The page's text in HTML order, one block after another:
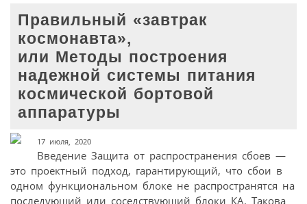
Правильный «завтрак
космонавта»,
или Методы построения
надежной системы питания
космической бортовой
аппаратуры
17 июля, 2020
Введение Защита от распространения сбоев —
это проектный подход, гарантирующий, что сбои в
одном функциональном блоке не распространятся на
последующий или соседствующий блоки КА. Такова